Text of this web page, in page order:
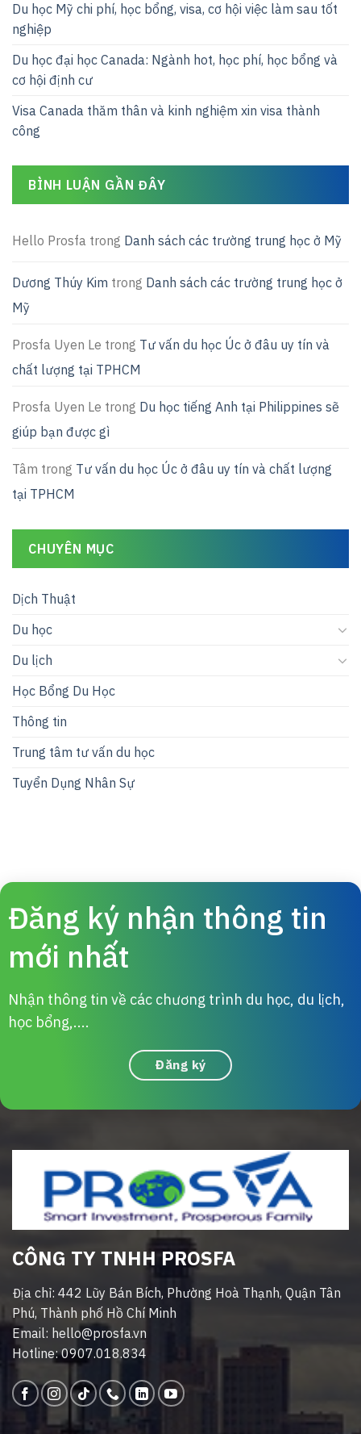
Du học Mỹ chi phí, học bổng, visa, cơ hội việc làm sau tốt
nghiệp
Du học đại học Canada: Ngành hot, học phí, học bổng và
cơ hội định cư
Visa Canada thăm thân và kinh nghiệm xin visa thành
công
BÌNH LUẬN GẦN ĐÂY
Hello Prosfa trong Danh sách các trường trung học ở Mỹ
Dương Thúy Kim trong Danh sách các trường trung học ở
Mỹ
Prosfa Uyen Le trong Tư vấn du học Úc ở đâu uy tín và
chất lượng tại TPHCM
Prosfa Uyen Le trong Du học tiếng Anh tại Philippines sẽ
giúp bạn được gì
Tâm trong Tư vấn du học Úc ở đâu uy tín và chất lượng
tại TPHCM
CHUYÊN MỤC
Dịch Thuật
Du học
Du lịch
Học Bổng Du Học
Thông tin
Trung tâm tư vấn du học
Tuyển Dụng Nhân Sự
Đăng ký nhận thông tin
mới nhất
Nhận thông tin về các chương trình du học, du lịch,
học bổng,....
Đăng ký
CÔNG TY TNHH PROSFA
Địa chỉ: 442 Lũy Bán Bích, Phường Hoà Thạnh, Quận Tân
Phú, Thành phố Hồ Chí Minh
Email: hello@prosfa.vn
Hotline: 0907.018.834